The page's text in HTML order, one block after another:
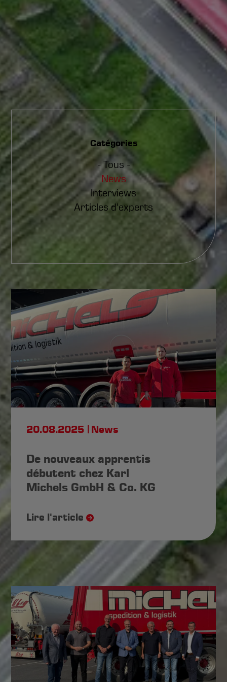
Catégories
- Tous -
News
Interviews
Articles d’experts
20.08.2025 News
De nouveaux apprentis
débutent chez Karl
Michels GmbH & Co. KG
Lire l'article